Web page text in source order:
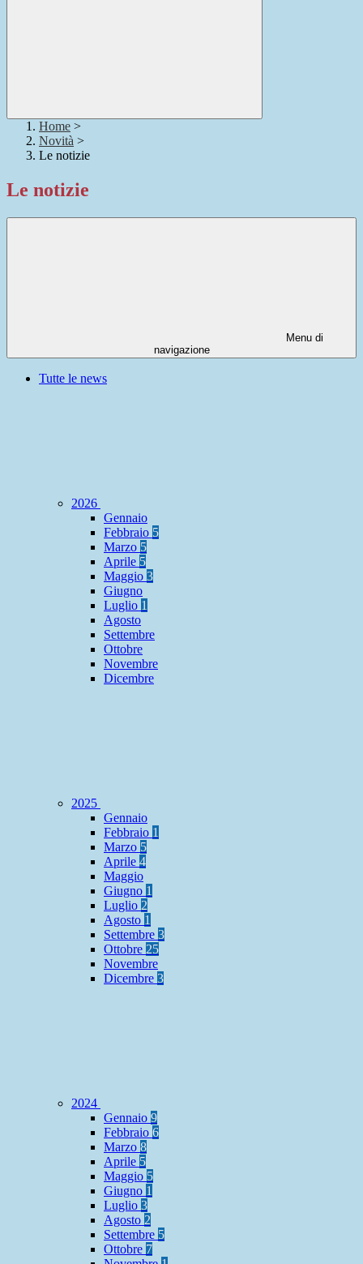
Home >
Novità >
Le notizie
Le notizie
Menu di
navigazione
Tutte le news
2026
Gennaio
Febbraio 5
Marzo 5
Aprile 5
Maggio 3
Giugno
Luglio 1
Agosto
Settembre
Ottobre
Novembre
Dicembre
2025
Gennaio
Febbraio 1
Marzo 5
Aprile 4
Maggio
Giugno 1
Luglio 2
Agosto 1
Settembre 3
Ottobre 25
Novembre
Dicembre 3
2024
Gennaio 9
Febbraio 6
Marzo 8
Aprile 5
Maggio 5
Giugno 1
Luglio 3
Agosto 2
Settembre 5
Ottobre 7